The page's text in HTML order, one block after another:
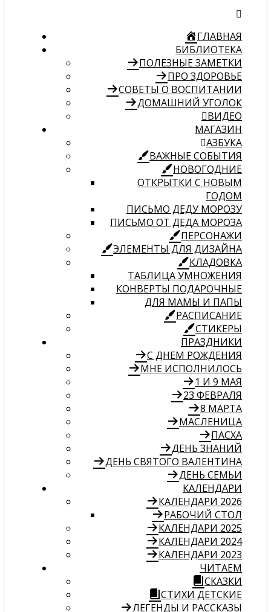
ГЛАВНАЯ
БИБЛИОТЕКА
ПОЛЕЗНЫЕ ЗАМЕТКИ
ПРО ЗДОРОВЬЕ
СОВЕТЫ О ВОСПИТАНИИ
ДОМАШНИЙ УГОЛОК
ВИДЕО
МАГАЗИН
АЗБУКА
ВАЖНЫЕ СОБЫТИЯ
НОВОГОДНИЕ
ОТКРЫТКИ С НОВЫМ
ГОДОМ
ПИСЬМО ДЕДУ МОРОЗУ
ПИСЬМО ОТ ДЕДА МОРОЗА
ПЕРСОНАЖИ
ЭЛЕМЕНТЫ ДЛЯ ДИЗАЙНА
КЛАДОВКА
ТАБЛИЦА УМНОЖЕНИЯ
КОНВЕРТЫ ПОДАРОЧНЫЕ
ДЛЯ МАМЫ И ПАПЫ
РАСПИСАНИЕ
СТИКЕРЫ
ПРАЗДНИКИ
С ДНЕМ РОЖДЕНИЯ
МНЕ ИСПОЛНИЛОСЬ
1 И 9 МАЯ
23 ФЕВРАЛЯ
8 МАРТА
МАСЛЕНИЦА
ПАСХА
ДЕНЬ ЗНАНИЙ
ДЕНЬ СВЯТОГО ВАЛЕНТИНА
ДЕНЬ СЕМЬИ
КАЛЕНДАРИ
КАЛЕНДАРИ 2026
РАБОЧИЙ СТОЛ
КАЛЕНДАРИ 2025
КАЛЕНДАРИ 2024
КАЛЕНДАРИ 2023
ЧИТАЕМ
СКАЗКИ
СТИХИ ДЕТСКИЕ
ЛЕГЕНДЫ И РАССКАЗЫ